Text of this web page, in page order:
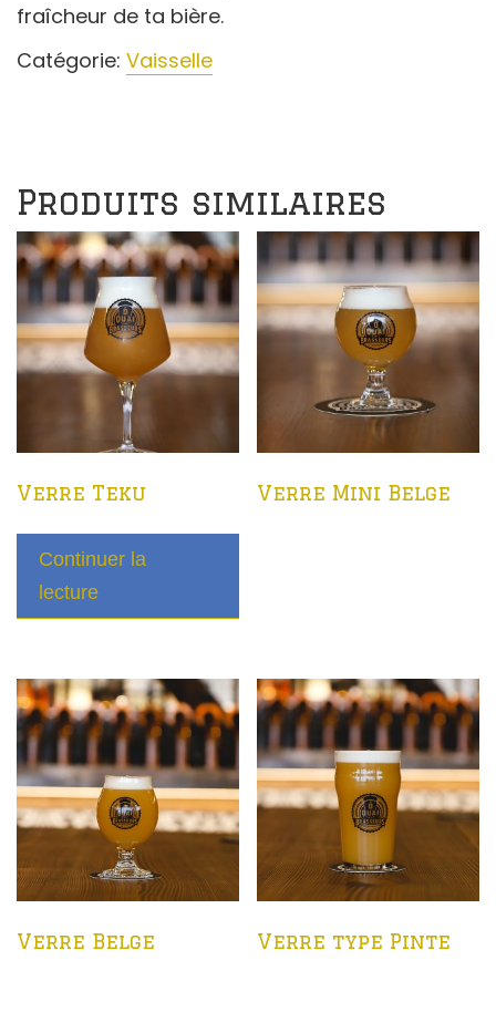
fraîcheur de ta bière.
Catégorie: Vaisselle
Produits similaires
Verre Teku
Continuer la
lecture
Verre Mini Belge
Verre Belge Verre type Pinte